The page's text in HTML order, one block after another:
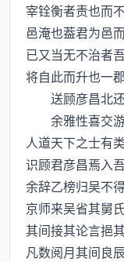
宰铨衡者责也而
邑淹也葢君为邑
已又当无不治者
将自此而升也一
送顾彦昌北
余雅性喜交游
人道天下之士有
识顾君彦昌焉入
余辞乙榜归吴不
京师来吴省其舅
其间接其论言挹
凡数阅月其间良